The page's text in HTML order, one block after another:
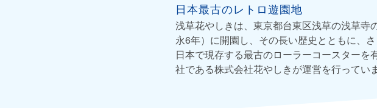
日本最古のレトロ遊園地
浅草花やしきは、東京都台東区浅草の浅草
永6年）に開園し、その長い歴史とともに、
日本で現存する最古のローラーコースター
社である株式会社花やしきが運営を行っていま